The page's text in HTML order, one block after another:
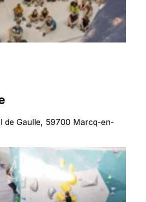
de Gaulle, 59700 Marcq-en-